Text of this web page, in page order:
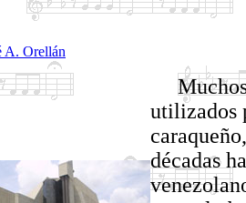
A. Orellán
Muchos
utilizados
décadas